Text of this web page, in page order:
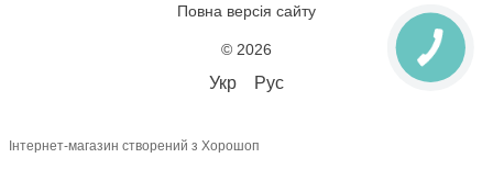
Повна версія сайту
© 2026
Укр Рус
Інтернет-магазин створений з Хорошоп